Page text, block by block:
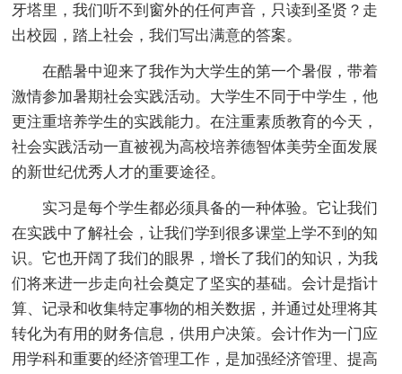
牙塔里，我们听不到窗外的任何声音，只读到圣贤？走
出校园，踏上社会，我们写出满意的答案。
在酷暑中迎来了我作为大学生的第一个暑假，带着
激情参加暑期社会实践活动。大学生不同于中学生，他
更注重培养学生的实践能力。在注重素质教育的今天，
社会实践活动一直被视为高校培养德智体美劳全面发展
的新世纪优秀人才的重要途径。
实习是每个学生都必须具备的一种体验。它让我们
在实践中了解社会，让我们学到很多课堂上学不到的知
识。它也开阔了我们的眼界，增长了我们的知识，为我
们将来进一步走向社会奠定了坚实的基础。会计是指计
算、记录和收集特定事物的相关数据，并通过处理将其
转化为有用的财务信息，供用户决策。会计作为一门应
用学科和重要的经济管理工作，是加强经济管理、提高